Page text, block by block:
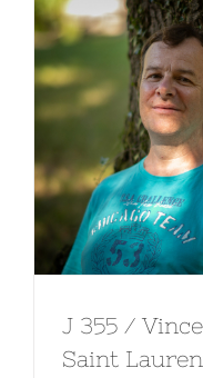
J 355 /
Saint